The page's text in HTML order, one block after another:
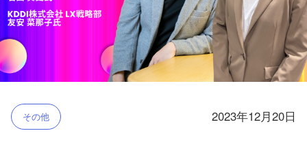
その他 2023年12月20日